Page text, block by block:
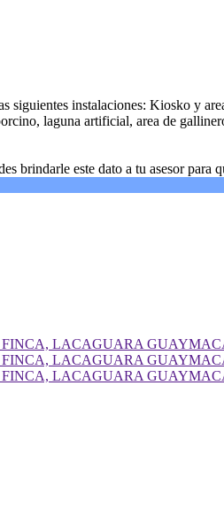
instalaciones: Kiosko y
laguna artificial, area de
este dato a tu asesor para